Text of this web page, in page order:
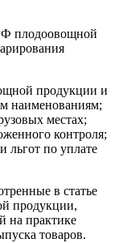
плодоовощной
продукции и
наименованиям;
местах;
контроля;
льгот по уплате
в статье
продукции,
на практике
товаров.